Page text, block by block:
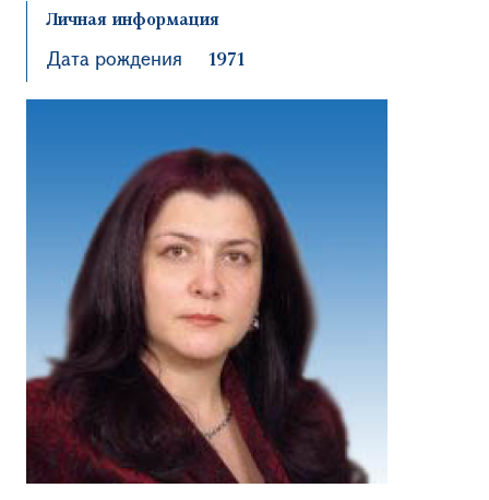
Личная информация
Дата рождения 1971